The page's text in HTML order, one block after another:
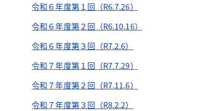
令和６年度第１回（R6.7.26）
令和６年度第２回（R6.10.16）
令和６年度第３回（R7.2.6）
令和７年度第１回（R7.7.29）
令和７年度第２回（R7.11.6）
令和７年度第３回（R8.2.2）